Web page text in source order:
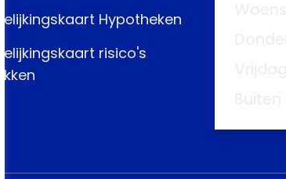
Hypotheken
risico's